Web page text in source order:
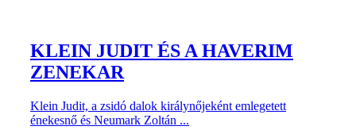
KLEIN JUDIT ÉS A HAVERIM
ZENEKAR
Klein Judit, a zsidó dalok királynőjeként emlegetett
énekesnő és Neumark Zoltán ...